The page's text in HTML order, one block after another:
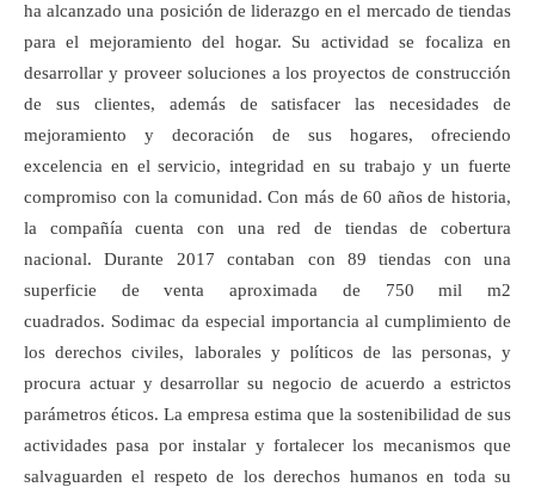
ha alcanzado una posición de liderazgo en el mercado de tiendas
para el mejoramiento del hogar. Su actividad se focaliza en
desarrollar y proveer soluciones a los proyectos de construcción
de sus clientes, además de satisfacer las necesidades de
mejoramiento y decoración de sus hogares, ofreciendo
excelencia en el servicio, integridad en su trabajo y un fuerte
compromiso con la comunidad. Con más de 60 años de historia,
la compañía cuenta con una red de tiendas de cobertura
nacional. Durante 2017 contaban con 89 tiendas con una
superficie de venta aproximada de 750 mil m2
cuadrados. Sodimac da especial importancia al cumplimiento de
los derechos civiles, laborales y políticos de las personas, y
procura actuar y desarrollar su negocio de acuerdo a estrictos
parámetros éticos. La empresa estima que la sostenibilidad de sus
actividades pasa por instalar y fortalecer los mecanismos que
salvaguarden el respeto de los derechos humanos en toda su